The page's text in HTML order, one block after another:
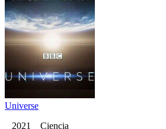
Universe
2021 Ciencia